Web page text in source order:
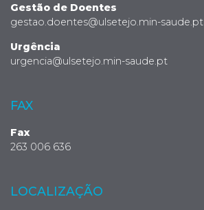
Gestão de Doentes
gestao.doentes@ulsetejo.min-saude.pt
Urgência
urgencia@ulsetejo.min-saude.pt
FAX
Fax
263 006 636
LOCALIZAÇÃO